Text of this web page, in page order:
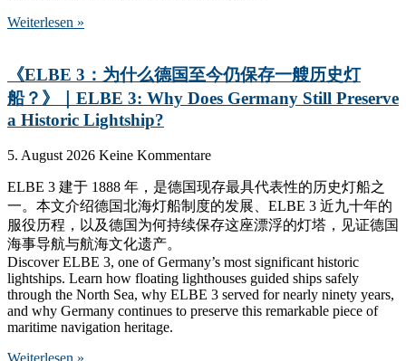
Weiterlesen »
《ELBE 3：为什么德国至今仍保存一艘历史灯
船？》｜ELBE 3: Why Does Germany Still Preserve
a Historic Lightship?
5. August 2026 Keine Kommentare
ELBE 3 建于 1888 年，是德国现存最具代表性的历史灯船之
一。本文介绍德国北海灯船制度的发展、ELBE 3 近九十年的
服役历程，以及德国为何持续保存这座漂浮的灯塔，见证德国
海事导航与航海文化遗产。
Discover ELBE 3, one of Germany’s most significant historic
lightships. Learn how floating lighthouses guided ships safely
through the North Sea, why ELBE 3 served for nearly ninety years,
and why Germany continues to preserve this remarkable piece of
maritime navigation heritage.
Weiterlesen »